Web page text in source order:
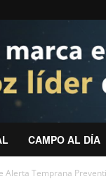
CAMPO AL DÍA
Temprana